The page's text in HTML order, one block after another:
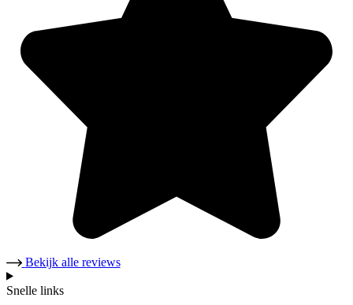
Bekijk alle reviews
Snelle links